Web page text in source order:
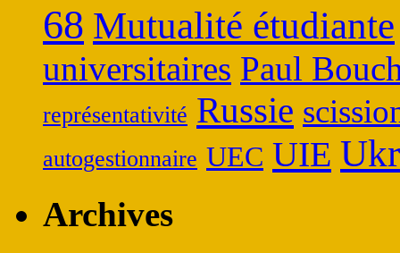
68 Mutualité étudiante
universitaires Paul
représentativité Russie
autogestionnaire UEC UIE
Archives